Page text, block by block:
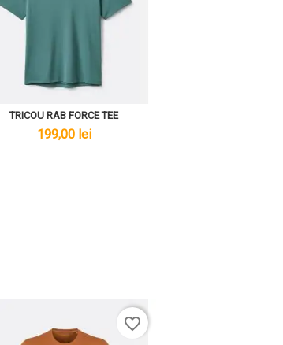
TRICOU RAB FORCE TEE
lei
199,00 lei
favorite_border